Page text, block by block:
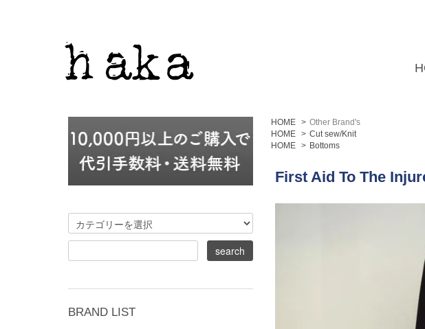
HOME > Other Brand's
HOME
> Cut sew/Knit
HOME
> Bottoms
First Aid To The
BRAND LIST